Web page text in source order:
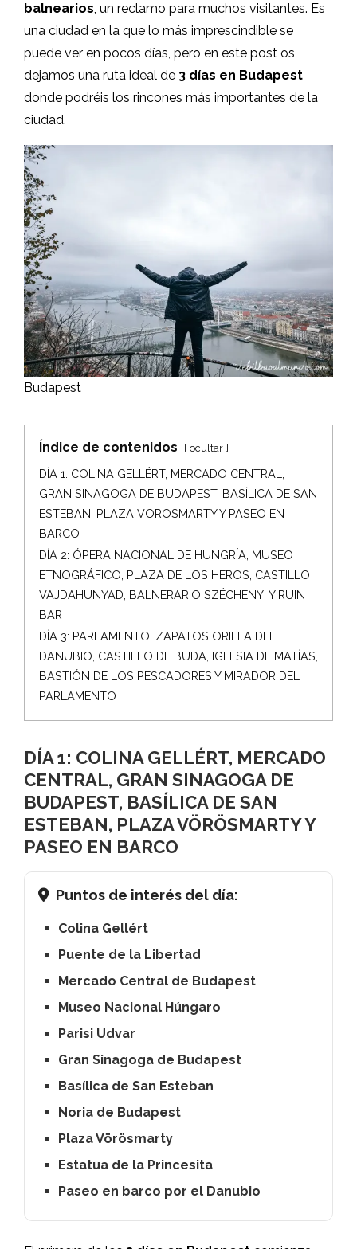
balnearios, un reclamo para muchos visitantes. Es
una ciudad en la que lo más imprescindible se
puede ver en pocos días, pero en este post os
dejamos una ruta ideal de 3 días en Budapest
donde podréis los rincones más importantes de la
ciudad.
Budapest
Índice de contenidos ocultar
DÍA 1: COLINA GELLÉRT, MERCADO CENTRAL,
GRAN SINAGOGA DE BUDAPEST, BASÍLICA DE SAN
ESTEBAN, PLAZA VÖRÖSMARTY Y PASEO EN
BARCO
DÍA 2: ÓPERA NACIONAL DE HUNGRÍA, MUSEO
ETNOGRÁFICO, PLAZA DE LOS HEROS, CASTILLO
VAJDAHUNYAD, BALNERARIO SZÉCHENYI Y RUIN
BAR
DÍA 3: PARLAMENTO, ZAPATOS ORILLA DEL
DANUBIO, CASTILLO DE BUDA, IGLESIA DE MATÍAS,
BASTIÓN DE LOS PESCADORES Y MIRADOR DEL
PARLAMENTO
DÍA 1: COLINA GELLÉRT, MERCADO
CENTRAL, GRAN SINAGOGA DE
BUDAPEST, BASÍLICA DE SAN
ESTEBAN, PLAZA VÖRÖSMARTY Y
PASEO EN BARCO
Puntos de interés del día:
Colina Gellért
Puente de la Libertad
Mercado Central de Budapest
Museo Nacional Húngaro
Parisi Udvar
Gran Sinagoga de Budapest
Basílica de San Esteban
Noria de Budapest
Plaza Vörösmarty
Estatua de la Princesita
Paseo en barco por el Danubio